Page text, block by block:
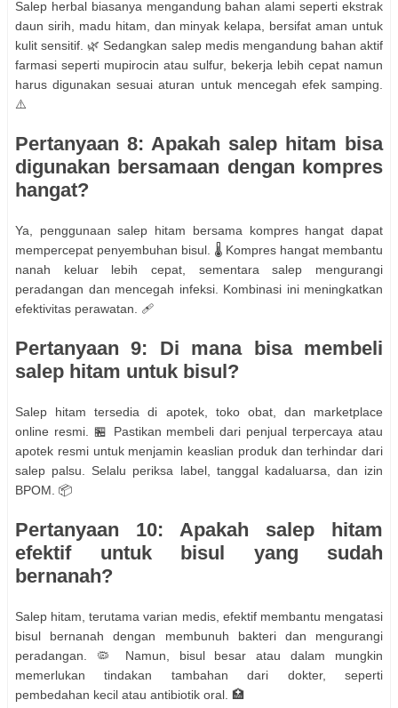
Salep herbal biasanya mengandung bahan alami seperti ekstrak
daun sirih, madu hitam, dan minyak kelapa, bersifat aman untuk
kulit sensitif. 🌿 Sedangkan salep medis mengandung bahan aktif
farmasi seperti mupirocin atau sulfur, bekerja lebih cepat namun
harus digunakan sesuai aturan untuk mencegah efek samping.
⚠️
Pertanyaan 8: Apakah salep hitam bisa
digunakan bersamaan dengan kompres
hangat?
Ya, penggunaan salep hitam bersama kompres hangat dapat
mempercepat penyembuhan bisul. 🌡️ Kompres hangat membantu
nanah keluar lebih cepat, sementara salep mengurangi
peradangan dan mencegah infeksi. Kombinasi ini meningkatkan
efektivitas perawatan. 🩹
Pertanyaan 9: Di mana bisa membeli
salep hitam untuk bisul?
Salep hitam tersedia di apotek, toko obat, dan marketplace
online resmi. 🏪 Pastikan membeli dari penjual terpercaya atau
apotek resmi untuk menjamin keaslian produk dan terhindar dari
salep palsu. Selalu periksa label, tanggal kadaluarsa, dan izin
BPOM. 📦
Pertanyaan 10: Apakah salep hitam
efektif untuk bisul yang sudah
bernanah?
Salep hitam, terutama varian medis, efektif membantu mengatasi
bisul bernanah dengan membunuh bakteri dan mengurangi
peradangan. 🦠 Namun, bisul besar atau dalam mungkin
memerlukan tindakan tambahan dari dokter, seperti
pembedahan kecil atau antibiotik oral. 🏥